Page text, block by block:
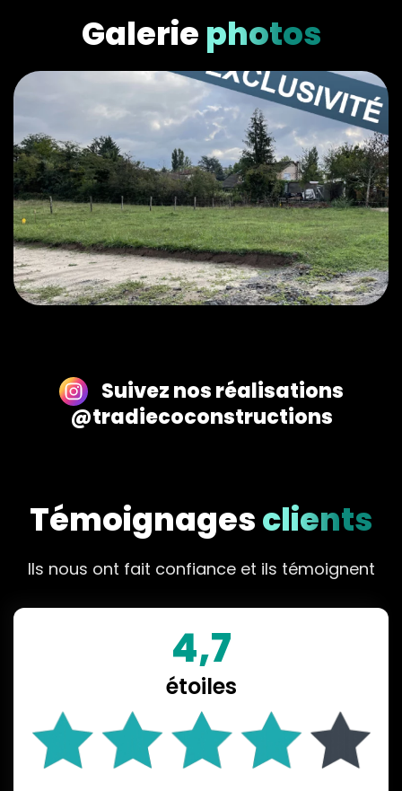
Galerie photos
Suivez nos réalisations
@tradiecoconstructions
Témoignagesclients
Ils nous ont fait confiance et ils témoignent
4,7
étoiles